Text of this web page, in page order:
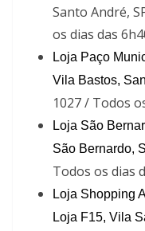
Santo André,
os dias das
Loja Paço
Vila Bastos,
1027 / Todos
Loja São
São Bernardo,
Todos os dias
Loja Shopping
Loja F15, Vila